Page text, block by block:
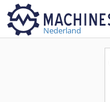
Nederland